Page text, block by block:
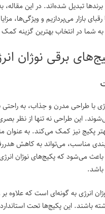
تبدیل شده‌اند. در این مقاله،
رقبای بازار می‌پردازیم و ویژگی‌ها،
شما در انتخاب بهترین گزینه
برقی نوژان
با طراحی مدرن و جذاب، به راحتی
این طراحی نه تنها از نظر
پکیج نیز کمک می‌کند. به عنوان
مناسب، می‌تواند به کاهش
می‌شود که پکیج‌های نوژان انرژی
باشد.
انرژی به گونه‌ای است که علاوه بر
باشند. این پکیج‌ها تحت